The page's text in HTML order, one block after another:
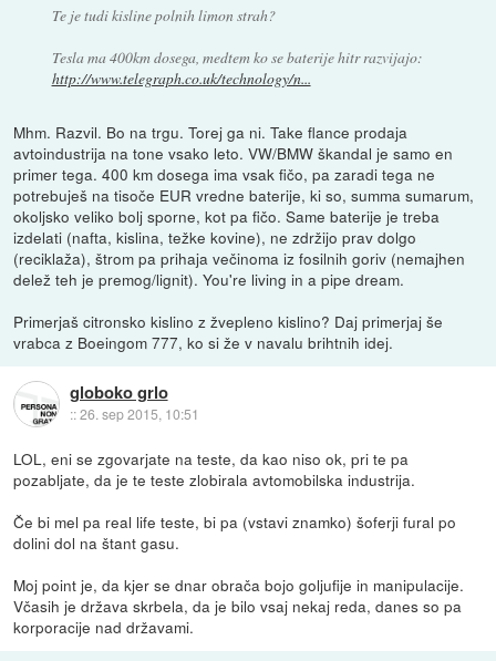
Te je tudi kisline polnih limon strah?
Tesla ma 400km dosega, medtem ko se baterije hitr razvijajo:
http://www.telegraph.co.uk/technology/n...
Mhm. Razvil. Bo na trgu. Torej ga ni. Take flance prodaja
avtoindustrija na tone vsako leto. VW/BMW škandal je samo en
primer tega. 400 km dosega ima vsak fičo, pa zaradi tega ne
potrebuješ na tisoče EUR vredne baterije, ki so, summa sumarum,
okoljsko veliko bolj sporne, kot pa fičo. Same baterije je treba
izdelati (nafta, kislina, težke kovine), ne zdržijo prav dolgo
(reciklaža), štrom pa prihaja večinoma iz fosilnih goriv (nemajhen
delež teh je premog/lignit). You're living in a pipe dream.
Primerjaš citronsko kislino z žvepleno kislino? Daj primerjaj še
vrabca z Boeingom 777, ko si že v navalu brihtnih idej.
globoko grlo
::26. sep 2015, 10:51
LOL, eni se zgovarjate na teste, da kao niso ok, pri te pa
pozabljate, da je te teste zlobirala avtomobilska industrija.
Če bi mel pa real life teste, bi pa (vstavi znamko) šoferji fural po
dolini dol na štant gasu.
Moj point je, da kjer se dnar obrača bojo goljufije in manipulacije.
Včasih je država skrbela, da je bilo vsaj nekaj reda, danes so pa
korporacije nad državami.